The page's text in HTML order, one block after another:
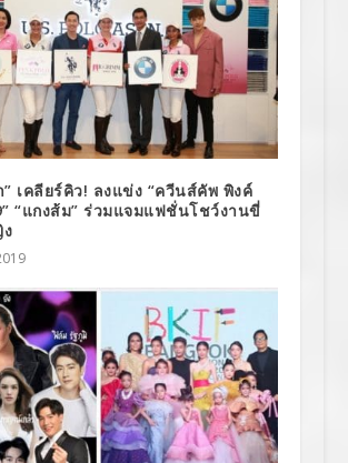
เคลียร์คิว! ลงแข่ง “ควีนส์คัพ พิงค์
“แกงส้ม” ร่วมแจมแฟชั่นโชว์งานขี่